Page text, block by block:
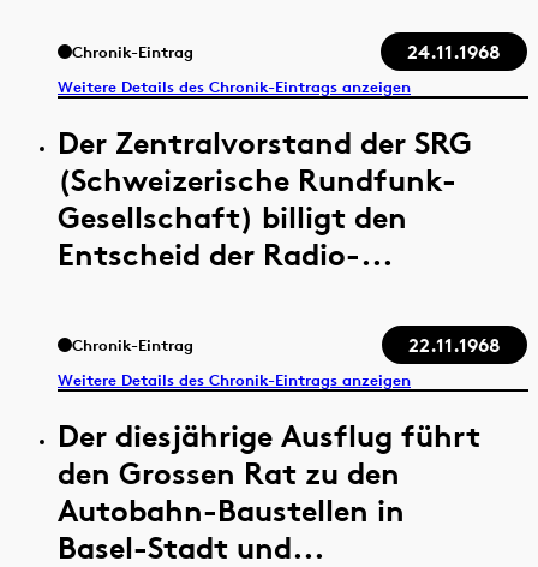
Chronik-Eintrag 24.11.1968
Weitere Details des Chronik-Eintrags anzeigen
Der Zentralvorstand der SRG
(Schweizerische Rundfunk-
Gesellschaft) billigt den
Entscheid der Radio-...
Chronik-Eintrag 22.11.1968
Weitere Details des Chronik-Eintrags anzeigen
Der diesjährige Ausflug führt
den Grossen Rat zu den
Autobahn-Baustellen in
Basel-Stadt und...